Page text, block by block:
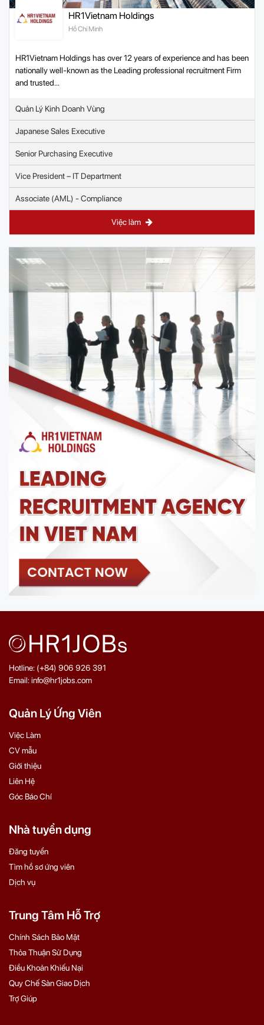
HR1Vietnam Holdings
Hồ Chí Minh
HR1Vietnam Holdings has over 12 years of experience and has been
nationally well-known as the Leading professional recruitment Firm
and trusted...
Quản Lý Kinh Doanh Vùng
Japanese Sales Executive
Senior Purchasing Executive
Vice President – IT Department
Associate (AML) - Compliance
Việc làm
Hotline: (+84) 906 926 391
Email: info@hr1jobs.com
Quản Lý Ứng Viên
Việc Làm
CV mẫu
Giới thiệu
Liên Hệ
Góc Báo Chí
Nhà tuyển dụng
Đăng tuyển
Tìm hồ sơ ứng viên
Dịch vụ
Trung Tâm Hỗ Trợ
Chính Sách Bảo Mật
Thỏa Thuận Sử Dụng
Điều Khoản Khiếu Nại
Quy Chế Sàn Giao Dịch
Trợ Giúp